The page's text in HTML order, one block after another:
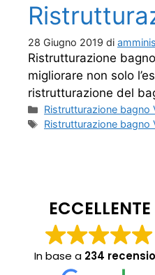
28 Giugno 2019 di
Ristrutturazione
migliorare non solo
ristrutturazione del
Categorie
Ristrutturazione bagno
Tag
Ristrutturazione bagno
ECCELLENTE
In base a 234